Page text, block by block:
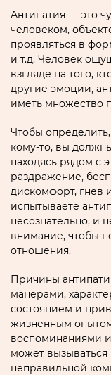
Антипатия — это
человеком,
проявляться в
и т.д. Человек
взгляде на того,
другие эмоции,
иметь множество
Чтобы
кому-то, вы должны
находясь рядом с
раздражение,
дискомфорт, гнев
испытываете
несознательно, и
внимание, чтобы
отношения.
Причины
манерами,
состоянием и
жизненным
воспоминаниями
может
неправильной